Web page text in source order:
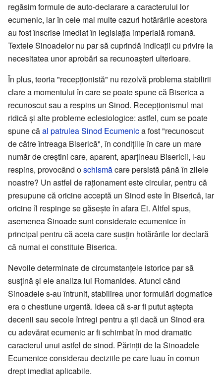
regăsim formule de auto-declarare a caracterului lor
ecumenic, iar în cele mai multe cazuri hotărârile acestora
au fost înscrise imediat în legislația imperială romană.
Textele Sinoadelor nu par să cuprindă indicații cu privire la
necesitatea unor aprobări sa recunoașteri ulterioare.
În plus, teoria "recepționistă" nu rezolvă problema stabilirii
clare a momentului în care se poate spune că Biserica a
recunoscut sau a respins un Sinod. Recepționismul mai
ridică și alte probleme eclesiologice: astfel, cum se poate
spune căal patrulea Sinod Ecumenica fost "recunoscut
de către întreaga Biserică", în condițiile în care un mare
număr de creștini care, aparent, aparțineau Bisericii, l-au
respins, provocând oschismăcare persistă până în zilele
noastre? Un astfel de raționament este circular, pentru că
presupune că oricine acceptă un Sinod este în Biserică, iar
oricine îl respinge se găsește în afara Ei. Altfel spus,
asemenea Sinoade sunt considerate ecumenice în
principal pentru că aceia care susțin hotărârile lor declară
că numai ei constituie Biserica.
Nevoile determinate de circumstanțele istorice par să
susțină și ele analiza lui Romanides. Atunci când
Sinoadele s-au întrunit, stabilirea unor formulări dogmatice
era o chestiune urgentă. Ideea că s-ar fi putut aștepta
decenii sau secole întregi pentru a ști dacă un Sinod era
cu adevărat ecumenic ar fi schimbat în mod dramatic
caracterul unui astfel de sinod. Părinții de la Sinoadele
Ecumenice considerau deciziile pe care luau în comun
drept imediat aplicabile.